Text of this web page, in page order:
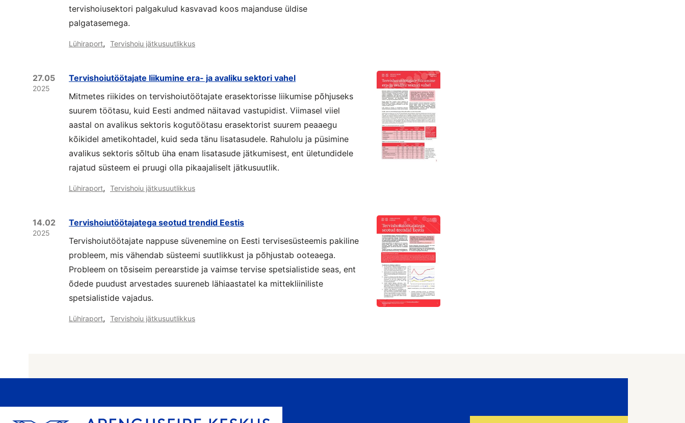
tervishoiusektori palgakulud kasvavad koos majanduse üldise
palgatasemega.
Lühiraport, Tervishoiu jätkusuutlikkus
27.05
2025
Tervishoiutöötajate liikumine era- ja avaliku sektori vahel
Mitmetes riikides on tervishoiutöötajate erasektorisse liikumise põhjuseks
suurem töötasu, kuid Eesti andmed näitavad vastupidist. Viimasel viiel
aastal on avalikus sektoris kogutöötasu erasektorist suurem peaaegu
kõikidel ametikohtadel, kuid seda tänu lisatasudele. Rahulolu ja püsimine
avalikus sektoris sõltub üha enam lisatasude jätkumisest, ent ületundidele
rajatud süsteem ei pruugi olla pikaajaliselt jätkusuutlik.
Lühiraport, Tervishoiu jätkusuutlikkus
14.02
2025
Tervishoiutöötajatega seotud trendid Eestis
Tervishoiutöötajate nappuse süvenemine on Eesti tervisesüsteemis pakiline
probleem, mis vähendab süsteemi suutlikkust ja põhjustab ooteaega.
Probleem on tõsiseim perearstide ja vaimse tervise spetsialistide seas, ent
õdede puudust arvestades suureneb lähiaastatel ka mittekliiniliste
spetsialistide vajadus.
Lühiraport, Tervishoiu jätkusuutlikkus